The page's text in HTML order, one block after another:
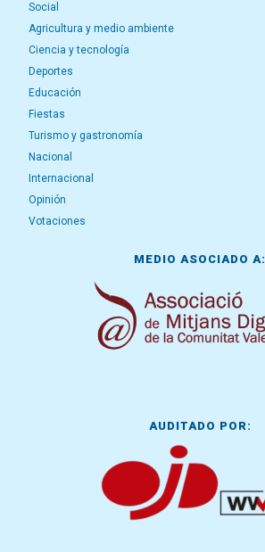
Social
Agricultura y medio ambiente
Ciencia y tecnología
Deportes
Educación
Fiestas
Turismo y gastronomía
Nacional
Internacional
Opinión
Votaciones
MEDIO ASOCIADO A:
AUDITADO POR: